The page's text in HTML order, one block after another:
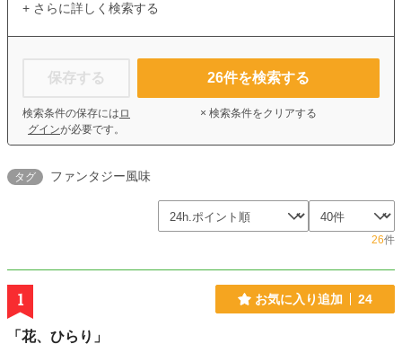
+ さらに詳しく検索する
保存する
検索条件の保存には ロ
グインが必要です。
26件を検索する
× 検索条件をクリアする
タグ ファンタジー風味
26件
1 お気に入り追加 24
「花、ひらり」